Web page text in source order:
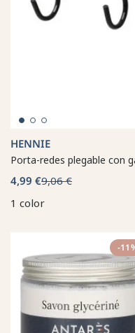
HENNIE
Porta-redes plegable con
4,99 €9,06 €
1 color
-